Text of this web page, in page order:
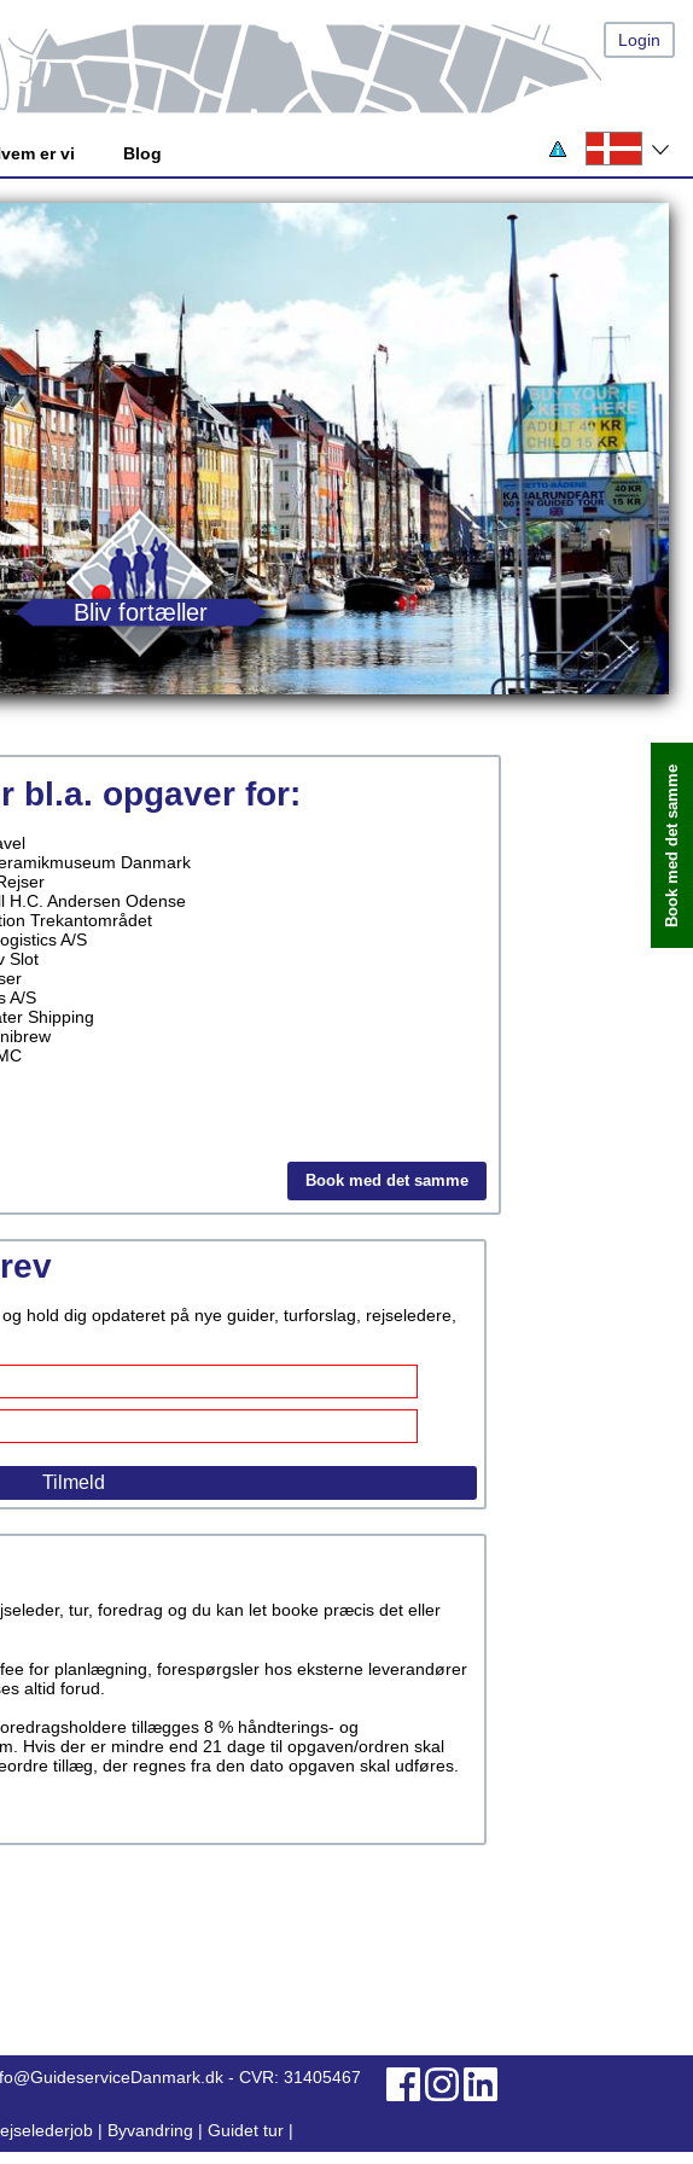
Login
er vi Blog
Bliv fortæller
bl.a. opgaver for:
Danmark
H.C. Andersen Odense
Trekantområdet
A/S
Slot
A/S
Shipping
Book med det samme
hold dig opdateret på nye guider, turforslag, rejseledere,
tur, foredrag og du kan let booke præcis det eller
for planlægning, forespørgsler hos eksterne leverandører
altid forud.
tillægges 8 % håndterings- og
Hvis der er mindre end 21 dage til opgaven/ordren skal
tillæg, der regnes fra den dato opgaven skal udføres.
Book med det samme
- CVR: 31405467
| Byvandring | Guidet tur |